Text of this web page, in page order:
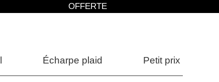
Écharpe plaid Petit prix
OFFERTE